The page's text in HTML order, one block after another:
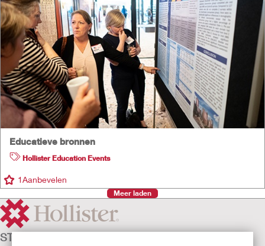
Educatieve bronnen
Hollister Education Events
1Aanbevelen
Meer laden
STOMAZORG